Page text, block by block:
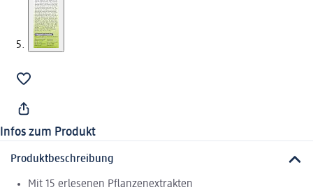
Infos zum Produkt
Produktbeschreibung
Mit 15 erlesenen Pflanzenextrakten